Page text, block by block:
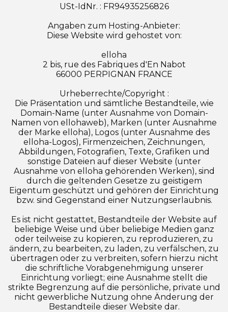
USt-IdNr. : FR94935256826
Angaben zum Hosting-Anbieter:
Diese Website wird gehostet von:
elloha
2 bis, rue des Fabriques d'En Nabot
66000 PERPIGNAN FRANCE
Urheberrechte/Copyright :
Die Präsentation und sämtliche Bestandteile, wie
Domain-Name (unter Ausnahme von Domain-
Namen von ellohaweb), Marken (unter Ausnahme
der Marke elloha), Logos (unter Ausnahme des
elloha-Logos), Firmenzeichen, Zeichnungen,
Abbildungen, Fotografien, Texte, Grafiken und
sonstige Dateien auf dieser Website (unter
Ausnahme von elloha gehörenden Werken), sind
durch die geltenden Gesetze zu geistigem
Eigentum geschützt und gehören der Einrichtung
bzw. sind Gegenstand einer Nutzungserlaubnis.
Es ist nicht gestattet, Bestandteile der Website auf
beliebige Weise und über beliebige Medien ganz
oder teilweise zu kopieren, zu reproduzieren, zu
ändern, zu bearbeiten, zu laden, zu verfälschen, zu
übertragen oder zu verbreiten, sofern hierzu nicht
die schriftliche Vorabgenehmigung unserer
Einrichtung vorliegt; eine Ausnahme stellt die
strikte Begrenzung auf die persönliche, private und
nicht gewerbliche Nutzung ohne Änderung der
Bestandteile dieser Website dar.